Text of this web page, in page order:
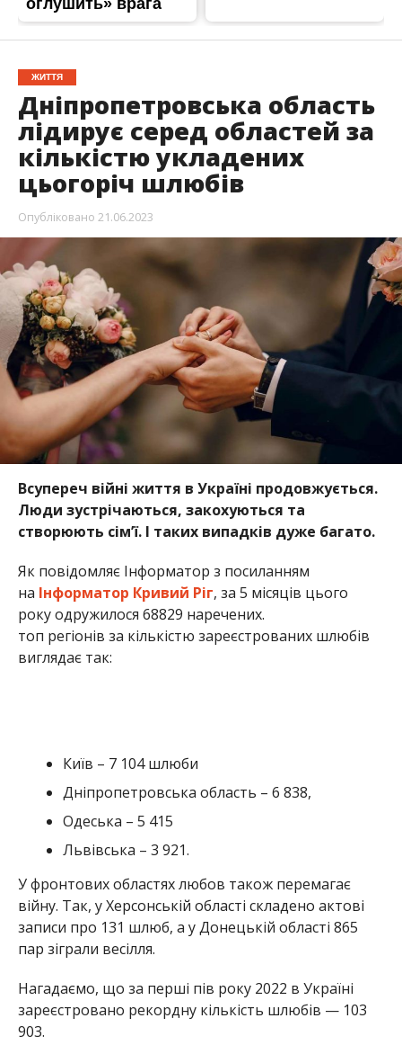
ЖИТТЯ
Дніпропетровська область
лідирує серед областей за
кількістю укладених
цьогоріч шлюбів
Опубліковано 21.06.2023
Всупереч війні життя в Україні продовжується.
Люди зустрічаються, закохуються та
створюють сім’ї. І таких випадків дуже багато.
Як повідомляє Інформатор з посиланням
на Інформатор Кривий Ріг, за 5 місяців цього
року одружилося 68829 наречених.
топ регіонів за кількістю зареєстрованих шлюбів
виглядає так:
Київ – 7 104 шлюби
Дніпропетровська область – 6 838,
Одеська – 5 415
Львівська – 3 921.
У фронтових областях любов також перемагає
війну. Так, у Херсонській області складено актові
записи про 131 шлюб, а у Донецькій області 865
пар зіграли весілля.
Нагадаємо, що за перші пів року 2022 в Україні
зареєстровано рекордну кількість шлюбів — 103
903.